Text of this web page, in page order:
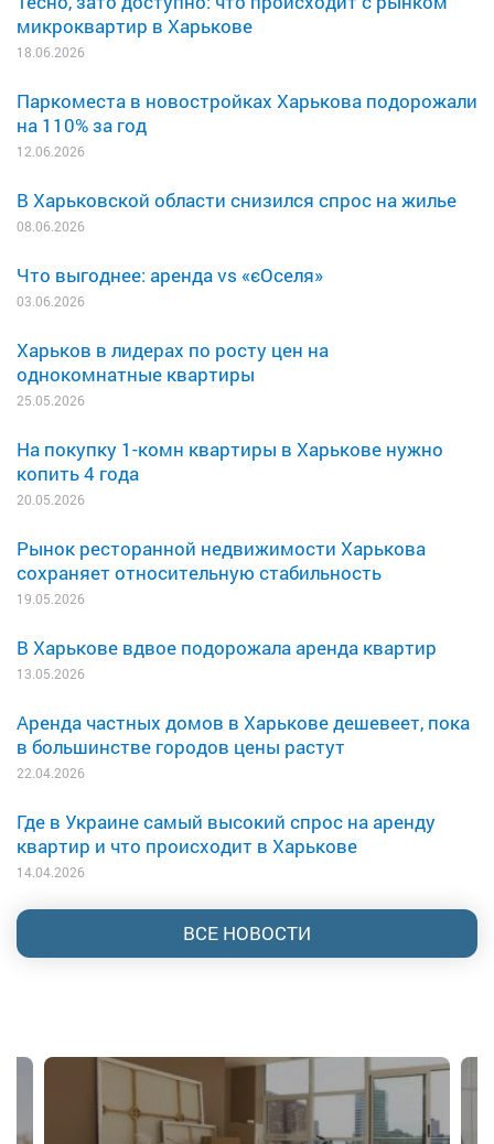
микроквартир в Харькове
18.06.2026
Паркоместа в новостройках Харькова подорожали
на 110% за год
12.06.2026
В Харьковской области снизился спрос на жилье
08.06.2026
Что выгоднее: аренда vs «єОселя»
03.06.2026
Харьков в лидерах по росту цен на
однокомнатные квартиры
25.05.2026
На покупку 1-комн квартиры в Харькове нужно
копить 4 года
20.05.2026
Рынок ресторанной недвижимости Харькова
сохраняет относительную стабильность
19.05.2026
В Харькове вдвое подорожала аренда квартир
13.05.2026
Аренда частных домов в Харькове дешевеет, пока
в большинстве городов цены растут
22.04.2026
Где в Украине самый высокий спрос на аренду
квартир и что происходит в Харькове
14.04.2026
ВСЕ НОВОСТИ